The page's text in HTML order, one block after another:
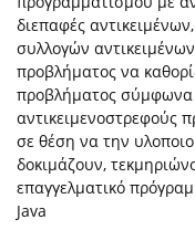
διεπαφές
συλλογών
προβλήματος να
προβλήματος σύμφωνα
αντικειμενοστρεφούς
σε θέση να την
δοκιμάζουν,
επαγγελματικό
Java